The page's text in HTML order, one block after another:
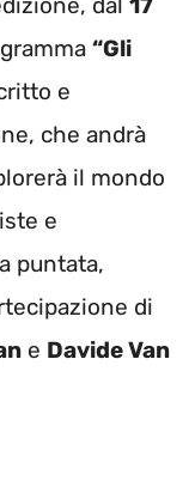
“Gli
e
che andrà
il mondo
e
puntata,
di
e Davide Van